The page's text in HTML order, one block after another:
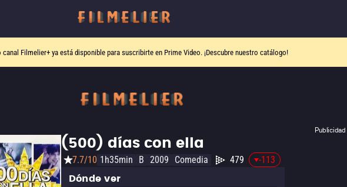
canal Filmelier+ya está disponible para suscribirte en Prime Video. ¡Descubre nuestro catálogo!
Publicidad
(500) días con ella
7.7/10 1h35min B 2009 Comedia 479 -113
Dónde ver